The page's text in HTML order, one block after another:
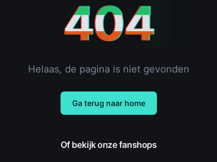
404
Helaas, de pagina is niet gevonden
Ga terug naar home
Of bekijk onze fanshops